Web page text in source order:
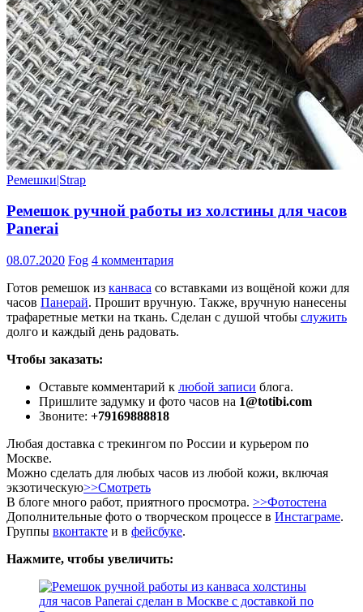
Ремешки|Strap
Ремешок ручной работы из холстины для часов
Panerai
08.07.2020 Fog 4 комментария
Готов ремешок из канваса со вставками из вощёной кожи для
часов Панерай. Прошит вручную. Также, вручную нанесены
трафаретные метки на ткань. Сделан с душой чтобы служить
долго и каждый день радовать.
Чтобы заказать:
Оставьте комментарий к любой записи блога.
Пришлите задумку и фото часов на 1@totibi.com
Звоните: +79169888818
Любая доставка с трекингом по России и курьером по
Москве.
Можно сделать для любых часов из любой кожи, включая
экзотическую>>Смотреть
В блоге много работ, приятного просмотра. >>Фотостена
Дополнительные фото о творческом процессе в Инстаграме.
Группы вконтакте и в фейсбуке.
Нажмите, чтобы увеличить: